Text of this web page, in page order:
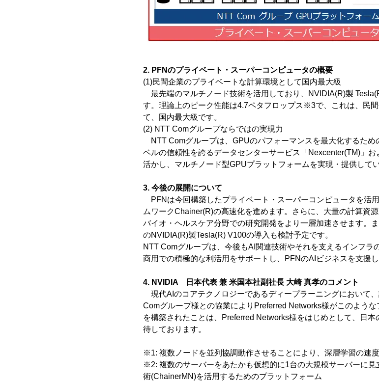
2. PFNのプライベート・スーパーコンピュータの概要
(1)民間企業のプライベートな計算環境として国内最大級
最先端のマルチノード技術を活用しており、NVIDIA(R)製
す。理論上のピーク性能は4.7ペタフロップス※3で、これは、民
て、国内最大級です。
(2) NTT Comグループならではの実現力
NTT Comグループは、GPUのパフォーマンスを最大化するため
ベルの信頼性を誇るデータセンターサービス「Nexcenter(TM)」
活かし、マルチノード型GPUプラットフォームを実現・提供してい
3. 今後の展開について
PFNは今回構築したプライベート・スーパーコンピュータを活
ムワークChainer(R)の高速化を進めます。さらに、大量の計算資
バイオ・ヘルスケア分野での研究開発をより一層加速させます。
のNVIDIA(R)製Tesla(R) V100の導入も検討予定です。
NTT Comグループは、今後もAI関連技術やそれを支えるインフラ
商用での積極的な利活用をサポートし、PFNのAIビジネスを支援し
4. NVIDIA 日本代表 兼 米国本社副社長 大崎 真孝のコメント
現代AIのコアテクノロジーであるディープラーニングにおいて
Comグループ様との協業によりPreferred Networks様がこのよう
を構築されたことは、Preferred Networks様をはじめとして、日
待しております。
※1: 複数ノードを並列協調動作させることにより、深層学習の速
※2: 複数のサーバーをあたかも仮想的に1台の大規模サーバーに
術(ChainerMN)を活用するためのプラットフォーム